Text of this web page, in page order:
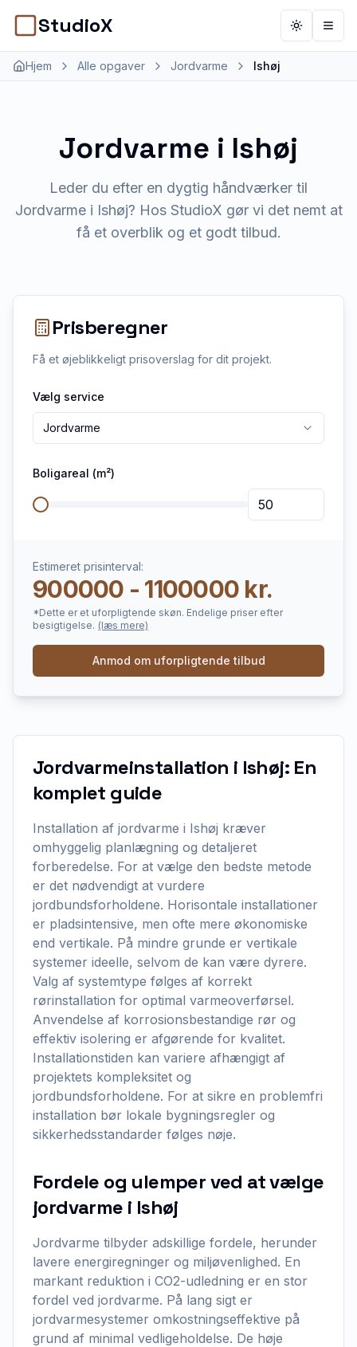
StudioX ToggleÅbn
Hjem Alle opgaver Jordvarme Ishøj
Jordvarme i Ishøj
Leder du efter en dygtig håndværker til
Jordvarme i Ishøj? Hos StudioX gør vi det nemt at
få et overblik og et godt tilbud.
Prisberegner
Få et øjeblikkeligt prisoverslag for dit projekt.
Vælg service
Jordvarme
Boligareal (m²)
Estimeret prisinterval:
900000 - 1100000 kr.
*Dette er et uforpligtende skøn. Endelige priser efter
besigtigelse. (læs mere)
Anmod om uforpligtende tilbud
Jordvarmeinstallation i Ishøj: En
komplet guide
Installation af jordvarme i Ishøj kræver
omhyggelig planlægning og detaljeret
forberedelse. For at vælge den bedste metode
er det nødvendigt at vurdere
jordbundsforholdene. Horisontale installationer
er pladsintensive, men ofte mere økonomiske
end vertikale. På mindre grunde er vertikale
systemer ideelle, selvom de kan være dyrere.
Valg af systemtype følges af korrekt
rørinstallation for optimal varmeoverførsel.
Anvendelse af korrosionsbestandige rør og
effektiv isolering er afgørende for kvalitet.
Installationstiden kan variere afhængigt af
projektets kompleksitet og
jordbundsforholdene. For at sikre en problemfri
installation bør lokale bygningsregler og
sikkerhedsstandarder følges nøje.
Fordele og ulemper ved at vælge
jordvarme i Ishøj
Jordvarme tilbyder adskillige fordele, herunder
lavere energiregninger og miljøvenlighed. En
markant reduktion i CO2-udledning er en stor
fordel ved jordvarme. På lang sigt er
jordvarmesystemer omkostningseffektive på
grund af minimal vedligeholdelse. De høje